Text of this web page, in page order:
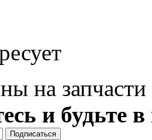
на запчасти
и будьте в